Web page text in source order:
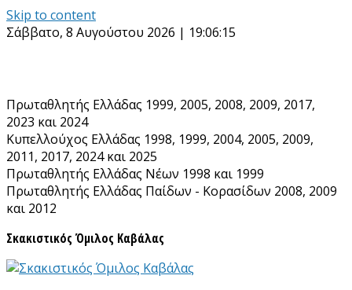
Skip to content
Σάββατο, 8 Αυγούστου 2026 | 19:06:15
Πρωταθλητής Ελλάδας 1999, 2005, 2008, 2009, 2017,
2023 και 2024
Κυπελλούχος Ελλάδας 1998, 1999, 2004, 2005, 2009,
2011, 2017, 2024 και 2025
Πρωταθλητής Ελλάδας Νέων 1998 και 1999
Πρωταθλητής Ελλάδας Παίδων - Κορασίδων 2008, 2009
και 2012
Σκακιστικός Όμιλος Καβάλας